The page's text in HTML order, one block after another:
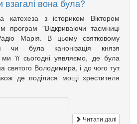
вона була?
катехеза з істориком Віктором
програм "Відкриваючи таємниці
Марія. В цьому святковому
чи була канонізація князя
її сьогодні уявляємо, де була
святого Володимира, і до чого тут
де поділися мощі хрестителя
Читати далі